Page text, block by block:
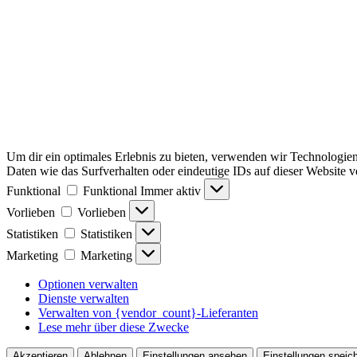
Um dir ein optimales Erlebnis zu bieten, verwenden wir
Daten wie das Surfverhalten oder eindeutige IDs auf dieser
Funktional
Funktional Immer aktiv
Vorlieben
Vorlieben
Statistiken
Statistiken
Marketing
Marketing
Optionen verwalten
Dienste verwalten
Verwalten von {vendor_count}-Lieferanten
Lese mehr über diese Zwecke